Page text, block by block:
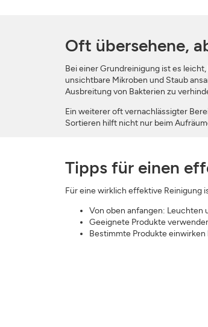
Oft übersehene,
Bei einer Grundreinigung ist es
unsichtbare Mikroben und Staub
Ausbreitung von Bakterien zu
Ein weiterer oft vernachlässigter
Sortieren hilft nicht nur beim
Tipps für einen
Für eine wirklich effektive Reinigung
Von oben anfangen: Leuchten
Geeignete Produkte
Bestimmte Produkte